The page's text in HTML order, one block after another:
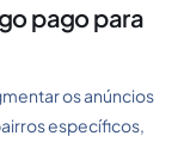
pago para
os anúncios
específicos,